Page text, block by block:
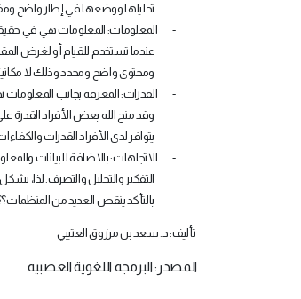
تحليلها ووضعها في إطار واضح
-
المعلومات: المعلومات هي في
عندما تستخدم للقيام أو لغرض
ومحتوى واضح ومحدد وذلك لا
-
القدرات: المعرفة بجانب
وقد منح الله بعض الأفراد القدرة
يتوافر لدى الأفراد القدرات
-
الاتجاهات: بالاضافة للبيانات
التفكير والتحليل والتصرف. لذا،
بالتأكد ينقص العديد من
تأليف: د. سعد بن مرزوق العتيبي
المصدر: البرمجه اللغوية العصبيه